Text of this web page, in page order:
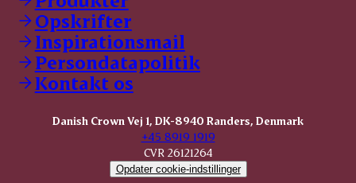
GØL
Tulip
Friland
Dansk Kødkvæg
STOLT
Dansk Kalv
KOMBI Hak
Opskrifter
Inspirationsmail
Persondatapolitik
Kontakt os
Danish Crown Vej 1, DK-8940 Randers, Denmark
+45 8919 1919
CVR 26121264
Opdater cookie-indstillinger